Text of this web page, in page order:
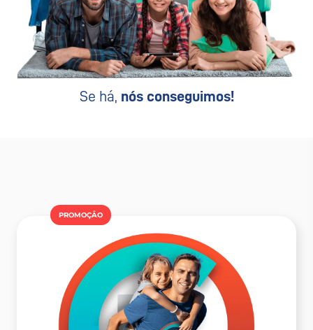
Se há, nós conseguimos!
PROMOÇÂO